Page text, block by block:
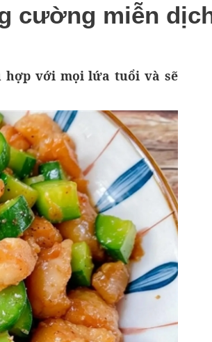
cường miễn
hợp với mọi lứa tuổi và sẽ